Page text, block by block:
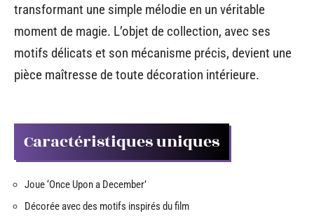
transformant une simple mélodie en un véritable
moment de magie. L’objet de collection, avec ses
motifs délicats et son mécanisme précis, devient une
pièce maîtresse de toute décoration intérieure.
Caractéristiques uniques
Joue ‘Once Upon a December’
Décorée avec des motifs inspirés du film